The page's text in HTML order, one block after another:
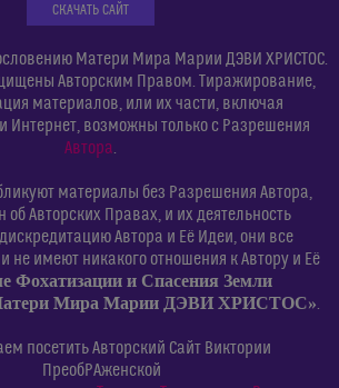
СКАЧАТЬ САЙТ
Матери Мира Марии ДЭВИ ХРИСТОС.
Авторским Правом. Тиражирование,
материалов, или их части, включая
Интернет, возможны только с Разрешения
Автора.
материалы без Разрешения Автора,
Авторских Правах, и их деятельность
Автора и Её Идеи, они все
имеют никакого отношения к Автору и Её
Фохатизации и Спасения Земли
Мира Марии ДЭВИ ХРИСТОС».
посетить Авторский Сайт Виктории
ПреобРАженской